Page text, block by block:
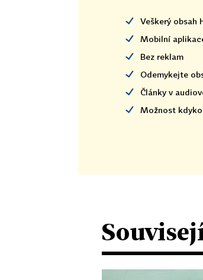
Veškerý obsah
Mobilní
Bez reklam
Odemykejte
Články v
Možnost